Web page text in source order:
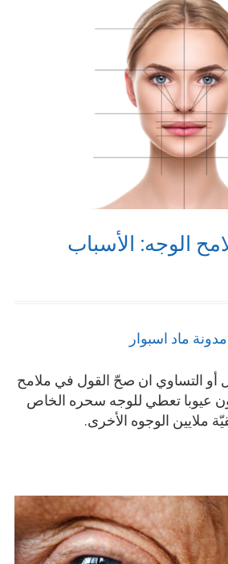
الوجه: الأسباب
مدونة ماد اسبوار
أو التساوي ان صحّ القول في ملامح
عيوبا تعطي للوجه سحره الخاص
ملايين الوجوه الأخرى.